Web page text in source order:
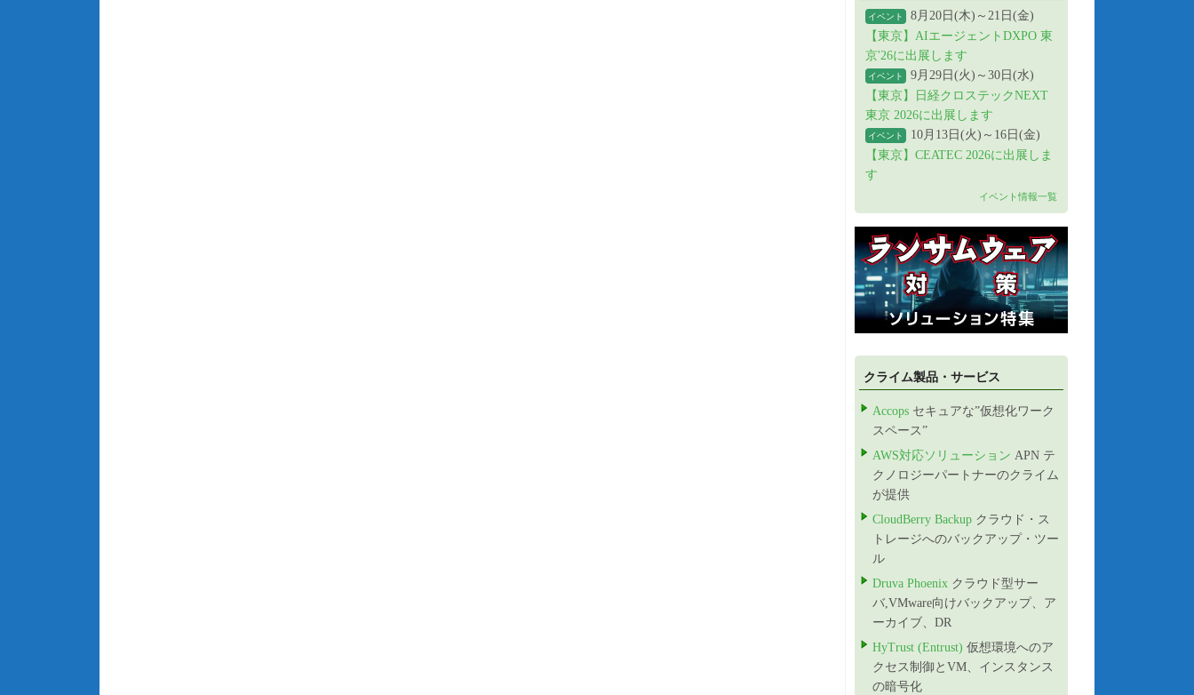
イベント
8月20日(木)～21日(金)
【東京】AIエージェントDXPO 東
京'26に出展します
イベント
9月29日(火)～30日(水)
【東京】日経クロステックNEXT
東京 2026に出展します
イベント
10月13日(火)～16日(金)
【東京】CEATEC 2026に出展しま
す
イベント情報一覧
クライム製品・サービス
Accops セキュアな”仮想化ワーク
スペース”
AWS対応ソリューション APN テ
クノロジーパートナーのクライム
が提供
CloudBerry Backup クラウド・ス
トレージへのバックアップ・ツー
ル
Druva Phoenix クラウド型サー
バ,VMware向けバックアップ、ア
ーカイブ、DR
HyTrust (Entrust) 仮想環境へのア
クセス制御とVM、インスタンス
の暗号化